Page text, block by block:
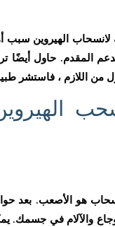
لانسحاب الهيروين
المقدم. حاول أيضًا
من اللازم ، فاستشر
والآلام في جسمك.